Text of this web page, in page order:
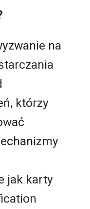
na
którzy
jak karty